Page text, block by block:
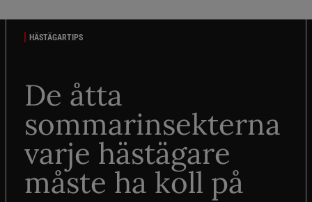
HÄSTÄGARTIPS
De åtta
sommarinsekterna
varje hästägare
måste ha koll på